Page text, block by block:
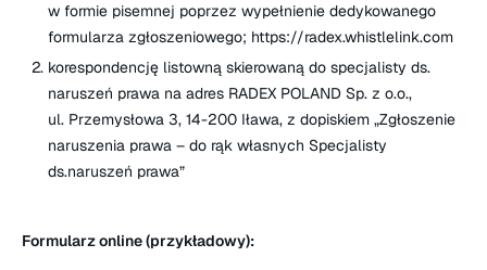
w formie pisemnej poprzez wypełnienie dedykowanego
formularza zgłoszeniowego; https://radex.whistlelink.com
korespondencję listowną skierowaną do specjalisty ds.
naruszeń prawa na adres RADEX POLAND Sp. z o.o.,
ul. Przemysłowa 3, 14-200 Iława, z dopiskiem „Zgłoszenie
naruszenia prawa – do rąk własnych Specjalisty
ds.naruszeń prawa”
Formularz online (przykładowy):